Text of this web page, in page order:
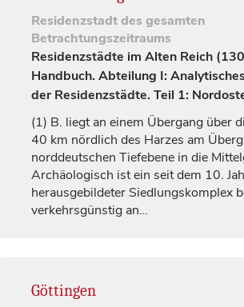
Residenzstadtdes gesamten
Betrachtungszeitraums
Residenzstädte im Alten Reich
Handbuch. Abteilung I:
der Residenzstädte. Teil 1:
(1) B. liegt an einem Übergang über
40 km nördlich des Harzes am
norddeutschen Tiefebene in die
Archäologisch ist ein seit dem 10.
herausgebildeter Siedlungskomplex
verkehrsgünstig an…
Göttingen